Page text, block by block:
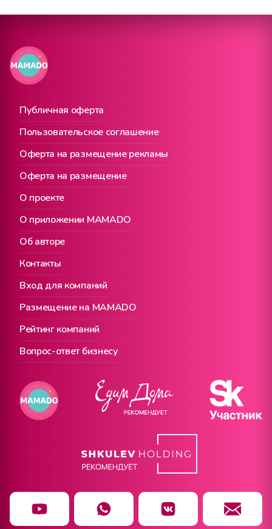
Публичная оферта
О проекте
Вход для компаний
Пользовательское соглашение
О приложении MAMADO
Размещение на MAMADO
Оферта на размещение рекламы
Об авторе
Рейтинг компаний
Оферта на размещение
Контакты
Вопрос-ответ бизнесу